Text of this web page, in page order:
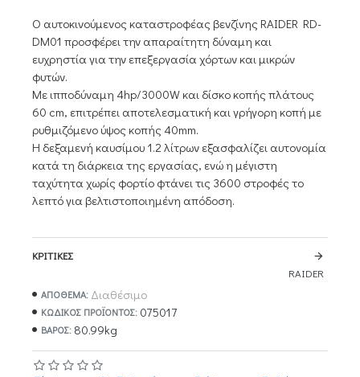
Ο αυτοκινούμενος καταστροφέας βενζίνης RAIDER RD-
DM01 προσφέρει την απαραίτητη δύναμη και
ευχρηστία για την επεξεργασία χόρτων και μικρών
φυτών.
Με ιπποδύναμη 4hp/3000W και δίσκο κοπής πλάτους
60 cm, επιτρέπει αποτελεσματική και γρήγορη κοπή με
ρυθμιζόμενο ύψος κοπής 40mm.
Η δεξαμενή καυσίμου 1.2 λίτρων εξασφαλίζει αυτονομία
κατά τη διάρκεια της εργασίας, ενώ η μέγιστη
ταχύτητα χωρίς φορτίο φτάνει τις 3600 στροφές το
λεπτό για βελτιστοποιημένη απόδοση.
ΚΡΙΤΙΚΈΣ
ΑΠΟΘΕΜΑ: Διαθέσιμο
ΚΩΔΙΚΌΣ ΠΡΟΪΌΝΤΟΣ: 075017
ΒΆΡΟΣ: 80.99kg
RAIDER